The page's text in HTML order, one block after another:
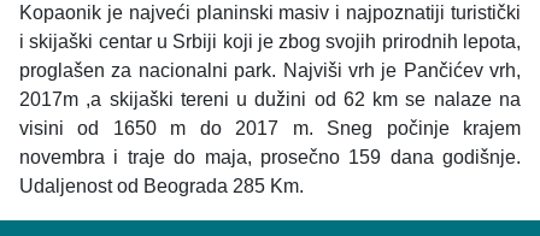
Kopaonik je najveći planinski masiv i najpoznatiji turistički
i skijaški centar u Srbiji koji je zbog svojih prirodnih lepota,
proglašen za nacionalni park. Najviši vrh je Pančićev vrh,
2017m ,a skijaški tereni u dužini od 62 km se nalaze na
visini od 1650 m do 2017 m. Sneg počinje krajem
novembra i traje do maja, prosečno 159 dana godišnje.
Udaljenost od Beograda 285 Km.